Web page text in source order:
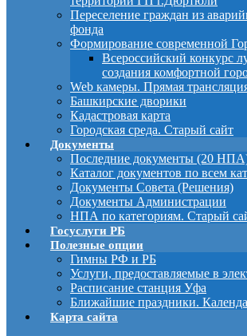
Переселение граждан из
фонда
Формирование современной
Всероссийский конкурс
создания комфортной
Web камеры. Прямая
Башкирские дворики
Кадастровая карта
Городская среда. Старый сайт
Документы
Последние документы (20
Каталог документов по всем
Документы Совета (Решения)
Документы Администрации
НПА по категориям. Старый
Госуслуги РБ
Полезные опции
Гимны РФ и РБ
Услуги, предоставляемые в
Расписание станция Уфа
Ближайшие праздники.
Карта сайта